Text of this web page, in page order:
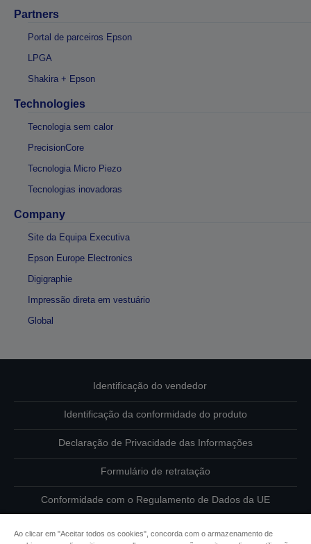
Partners
Portal de parceiros Epson
LPGA
Shakira + Epson
Technologies
Tecnologia sem calor
PrecisionCore
Tecnologia Micro Piezo
Tecnologias inovadoras
Company
Site da Equipa Executiva
Epson Europe Electronics
Digigraphie
Impressão direta em vestuário
Global
Identificação do vendedor
Identificação da conformidade do produto
Declaração de Privacidade das Informações
Formulário de retratação
Conformidade com o Regulamento de Dados da UE
Ao clicar em "Aceitar todos os cookies", concorda com o armazenamento de